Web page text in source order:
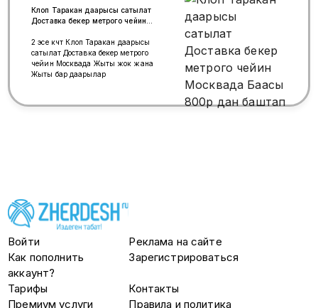
Клоп Таракан даарысы сатылат
Доставка бекер метрого чейин
баштап
2 эсе күчтүү Клоп Таракан даарысы
сатылат Доставка бекер метрого
чейин Москвада Жыты жок жана
Жыты бар даарылар
Войти
Реклама на сайте
Как пополнить
аккаунт?
Зарегистрироваться
Тарифы
Контакты
Премиум услуги
Правила и политика